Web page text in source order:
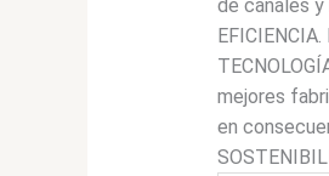
de canales
mejores
en